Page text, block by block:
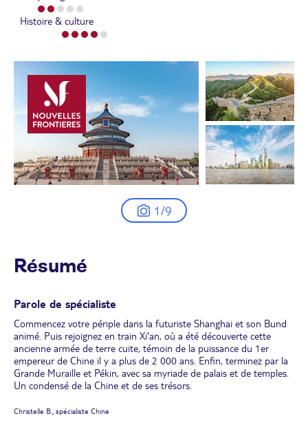
Histoire & culture
1/9
Résumé
Parole de spécialiste
Commencez votre périple dans la futuriste Shanghai et son Bund
animé. Puis rejoignez en train Xi'an, où a été découverte cette
ancienne armée de terre cuite, témoin de la puissance du 1er
empereur de Chine il y a plus de 2 000 ans. Enfin, terminez par la
Grande Muraille et Pékin, avec sa myriade de palais et de temples.
Un condensé de la Chine et de ses trésors.
Christelle B., spécialiste Chine